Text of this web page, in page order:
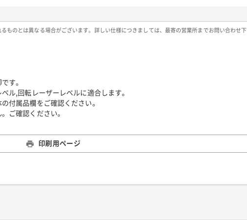
ものとは異なる場合がございます。詳しい仕様につきましては、最寄の営業所までお問い合わせ
す。
ル,回転レーザーレベルに適合します。
付属品欄をご確認ください。
ご確認ください。
印刷用ページ